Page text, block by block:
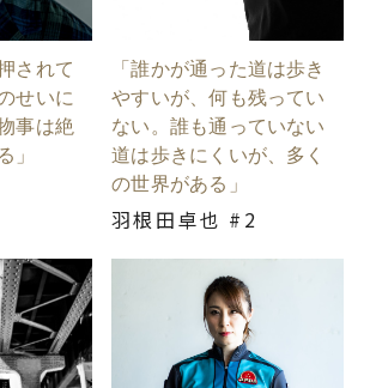
されて
せいに
事は絶
」
「誰かが通った道は歩き
やすいが、何も残ってい
ない。誰も通っていない
道は歩きにくいが、多く
の世界がある」
羽根田卓也 #2